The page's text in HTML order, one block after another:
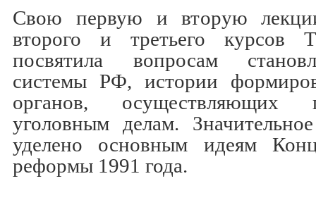
Свою первую и вторую
второго и третьего курсов
посвятила вопросам
системы РФ, истории
органов, осуществляющих
уголовным делам.
уделено основным идеям
реформы 1991 года.